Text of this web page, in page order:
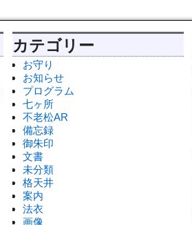
カテゴリー
お守り
お知らせ
プログラム
七ヶ所
不老松AR
備忘録
御朱印
文書
未分類
格天井
案内
法衣
画像